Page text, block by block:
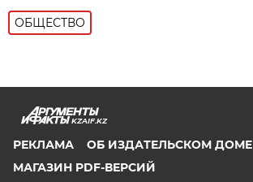
ОБЩЕСТВО
KZAIF.KZ
РЕКЛАМА
ОБ ИЗДАТЕЛЬСКОМ ДОМЕ
МАГАЗИН PDF-ВЕРСИЙ